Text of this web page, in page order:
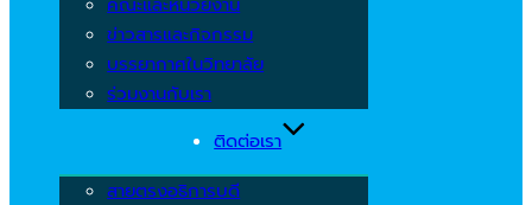
ข่าวสารและกิจกรรม
บรรยากาศในวิทยาลัย
ร่วมงานกับเรา
ติดต่อเรา
สายตรงอธิการบดี